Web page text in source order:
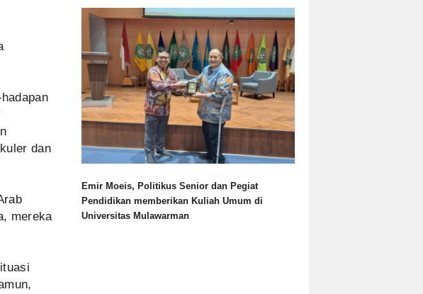
dan
mereka
Emir Moeis, Politikus Senior dan Pegiat
Pendidikan memberikan Kuliah Umum di
Universitas Mulawarman